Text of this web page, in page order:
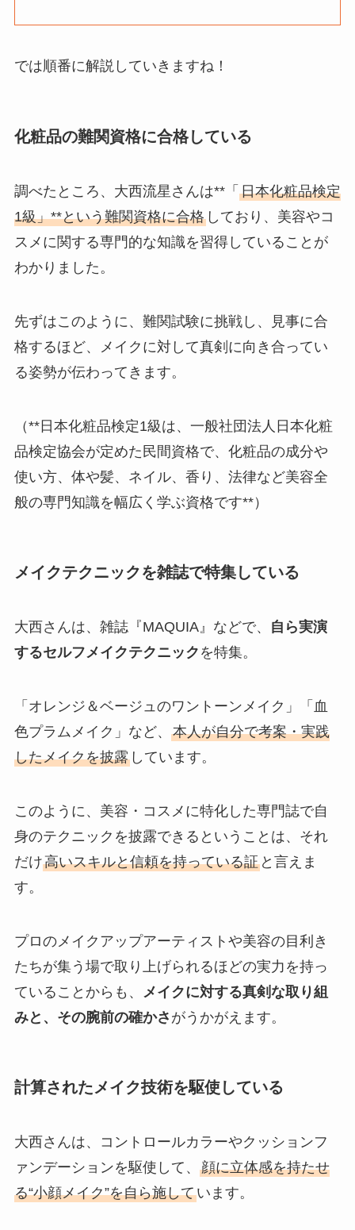
では順番に解説していきますね！
化粧品の難関資格に合格している
調べたところ、大西流星さんは**「 日本化粧品検定
1級」**という難関資格に合格しており、美容やコ
スメに関する専門的な知識を習得していることが
わかりました。
先ずはこのように、難関試験に挑戦し、見事に合
格するほど、メイクに対して真剣に向き合ってい
る姿勢が伝わってきます。
（**日本化粧品検定1級は、一般社団法人日本化粧
品検定協会が定めた民間資格で、化粧品の成分や
使い方、体や髪、ネイル、香り、法律など美容全
般の専門知識を幅広く学ぶ資格です**）
メイクテクニックを雑誌で特集している
大西さんは、雑誌『MAQUIA』などで、
自ら実演
するセルフメイクテクニック を特集。
「オレンジ＆ベージュのワントーンメイク」「血
色プラムメイク」など、 本人が自分で考案・実践
したメイクを披露しています。
このように、美容・コスメに特化した専門誌で自
身のテクニックを披露できるということは、それ
だけ高いスキルと信頼を持っている証と言えま
す。
プロのメイクアップアーティストや美容の目利き
たちが集う場で取り上げられるほどの実力を持っ
ていることからも、
メイクに対する真剣な取り組
みと、その腕前の確かさ がうかがえます。
計算されたメイク技術を駆使している
大西さんは、コントロールカラーやクッションフ
ァンデーションを駆使して、 顔に立体感を持たせ
る“小顔メイク”を自ら施しています。